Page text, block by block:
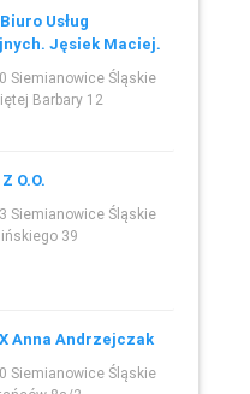
Usług
Jęsiek Maciej.
Siemianowice Śląskie
Barbary 12
O.O.
Siemianowice Śląskie
39
Anna Andrzejczak
Siemianowice Śląskie